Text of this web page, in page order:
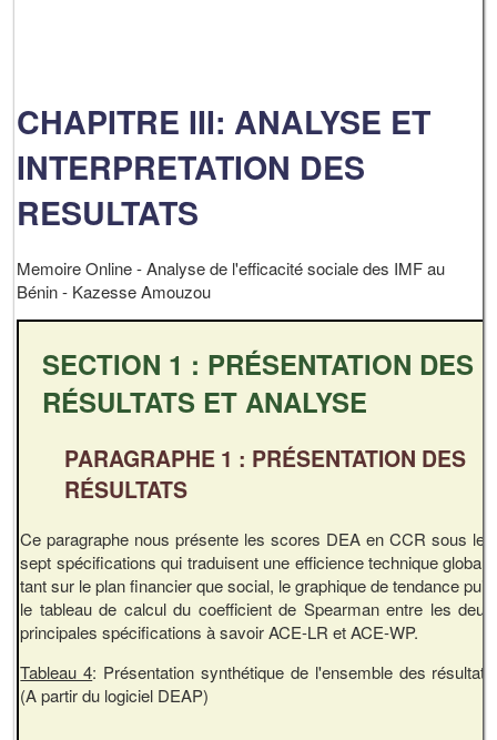
CHAPITRE III: ANALYSE ET
INTERPRETATION DES
RESULTATS
Memoire Online - Analyse de l'efficacité sociale des IMF au
Bénin - Kazesse Amouzou
SECTION 1 : PRÉSENTATION DES
RÉSULTATS ET ANALYSE
PARAGRAPHE 1 : PRÉSENTATION DES
RÉSULTATS
Ce paragraphe nous présente les scores DEA en CCR sous les
sept spécifications qui traduisent une efficience technique globale
tant sur le plan financier que social, le graphique de tendance puis
le tableau de calcul du coefficient de Spearman entre les deux
principales spécifications à savoir ACE-LR et ACE-WP.
Tableau 4: Présentation synthétique de l'ensemble des résultats
(A partir du logiciel DEAP)